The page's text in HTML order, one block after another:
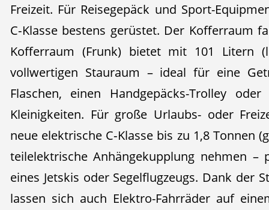
Freizeit. Für Reisegepäck und Sport-
C‑Klasse bestens gerüstet. Der Kofferraum
Kofferraum (Frunk) bietet mit 101 Litern
vollwertigen Stauraum – ideal für eine
Flaschen, einen Handgepäcks-Trolley
Kleinigkeiten. Für große Urlaubs- oder
neue elektrische C‑Klasse bis zu 1,8 Tonnen
teilelektrische Anhängekupplung nehmen
eines Jetskis oder Segelflugzeugs. Dank der
lassen sich auch Elektro-Fahrräder auf